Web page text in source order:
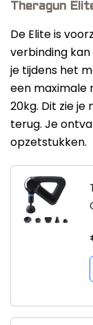
Theragun
De Elite is
verbinding
je tijdens het
een maximale
20kg. Dit zie je
terug. Je
opzetstukken.